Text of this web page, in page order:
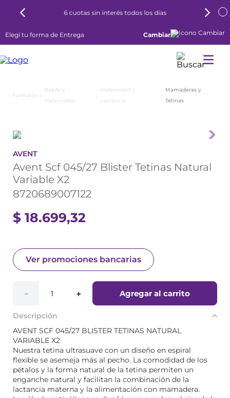
6 cuotas sin interés todos los días
Elegí tu forma de Entrega Cambiar
Bebés y
Maternidad
Maternidad y
Lactancia
Mamaderas y
Tetinas
AVENT
Avent Scf 045/27 Blister Tetinas Natural
Variable X2
8720689007122
$ 18.699,32
Ver promociones bancarias
＋
－ Agregar al carrito
Descripción
AVENT SCF 045/27 BLISTER TETINAS NATURAL
VARIABLE X2
Nuestra tetina ultrasuave con un diseño en espiral
flexible se asemeja más al pecho. La comodidad de los
pétalos y la forma natural de la tetina permiten un
enganche natural y facilitan la combinación de la
lactancia materna y la alimentación con mamadera.